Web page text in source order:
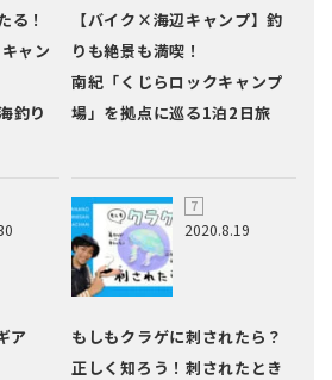
る！
ャン
釣り
【バイク×海辺キャンプ】釣
りも絶景も満喫！
南紀「くじらロックキャンプ
場」を拠点に巡る1泊2日旅
ア
2020.8.19
もしもクラゲに刺されたら？
正しく知ろう！刺されたとき